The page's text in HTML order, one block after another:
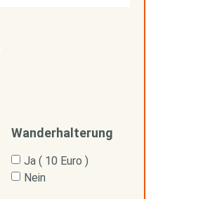
Wanderhalterung
Ja ( 10 Euro )
Nein